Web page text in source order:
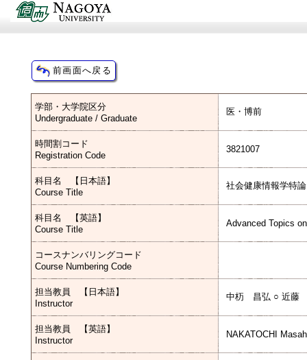
学部・大学院区分
Undergraduate / Graduate
医・博前
時間割コード
Registration Code
3821007
科目名 【日本語】
Course Title
社会健康情報学特論
科目名 【英語】
Course Title
Advanced Topics
コースナンバリングコード
Course Numbering Code
担当教員 【日本語】
Instructor
中杤 昌弘 ○ 近藤
担当教員 【英語】
Instructor
NAKATOCHI